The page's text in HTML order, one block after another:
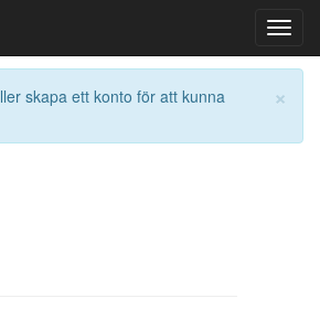
×
skapa ett konto för att kunna